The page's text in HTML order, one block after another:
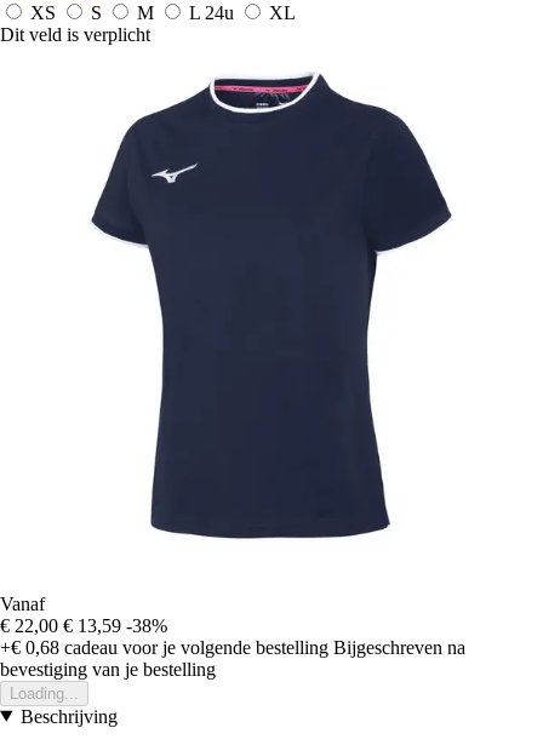
XS
S M L 24u
XL
Dit veld is verplicht
Vanaf
€ 22,00 € 13,59 -38%
+€ 0,68 cadeau voor je volgende bestelling Bijgeschreven na
bevestiging van je bestelling
Loading...
Beschrijving